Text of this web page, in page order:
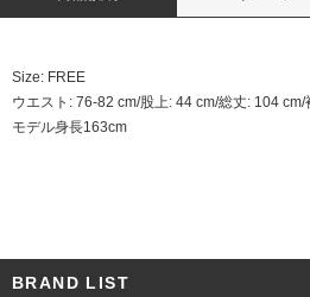
Size: FREE
ウエスト: 76-82 cm/股上: 44 cm/総丈: 104
モデル身長163cm
BRAND LIST